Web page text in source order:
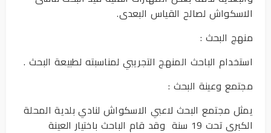
الاسكواش لصالح القياس البعدى.
منهج البحث :
استخدام الباحث المنهج التجريبي لمناسبته لطبيعة البحث .
مجتمع وعينة البحث :
يمثل مجتمع البحث لاعبي الاسكواش لنادي بلدية المحلة
الكبرى تحت 19 سنة وقد قام الباحث باختيار العينة